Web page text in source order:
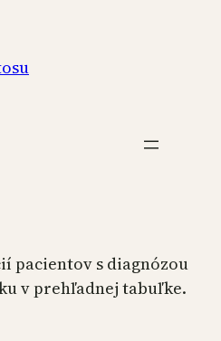
pacientov s diagnózou
v prehľadnej tabuľke.